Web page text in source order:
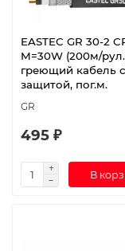
EASTEC GR 30-2
M=30W (200м/
греющий кабель
защитой, пог.м.
GR
495 ₽
В